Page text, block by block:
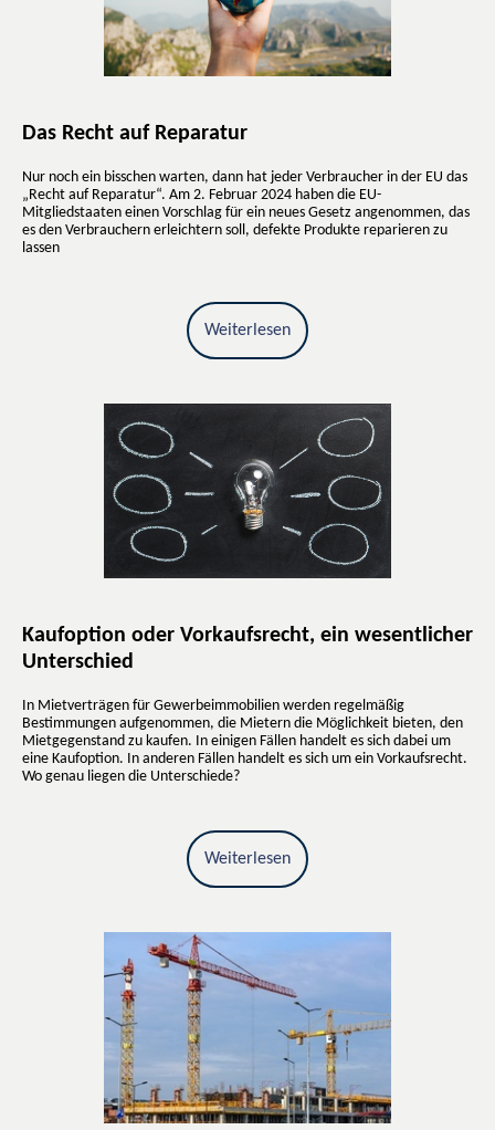
Das Recht auf Reparatur
Nur noch ein bisschen warten, dann hat jeder Verbraucher in der EU das
„Recht auf Reparatur“. Am 2. Februar 2024 haben die EU-
Mitgliedstaaten einen Vorschlag für ein neues Gesetz angenommen, das
es den Verbrauchern erleichtern soll, defekte Produkte reparieren zu
lassen
Weiterlesen
Kaufoption oder Vorkaufsrecht, ein wesentlicher
Unterschied
In Mietverträgen für Gewerbeimmobilien werden regelmäßig
Bestimmungen aufgenommen, die Mietern die Möglichkeit bieten, den
Mietgegenstand zu kaufen. In einigen Fällen handelt es sich dabei um
eine Kaufoption. In anderen Fällen handelt es sich um ein Vorkaufsrecht.
Wo genau liegen die Unterschiede?
Weiterlesen